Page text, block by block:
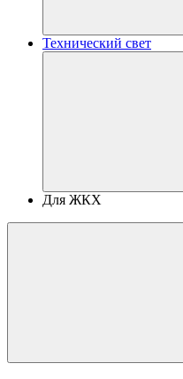
Технический свет
Для ЖКХ